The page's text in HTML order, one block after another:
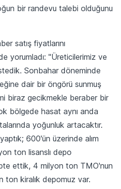
bir randevu talebi olduğunu
satış fiyatlarını
yorumladı: "Üreticilerimiz ve
Sonbahar döneminde
dair bir öngörü sunmuş
biraz gecikmekle beraber bir
bölgede hasat aynı anda
yoğunluk artacaktır.
yaptık; 600'ün üzerinde alım
ton lisanslı depo
ettik, 4 milyon ton TMO'nun
ton kiralık depomuz var.